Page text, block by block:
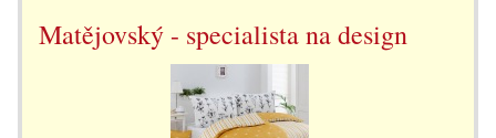
Matějovský - specialista na design